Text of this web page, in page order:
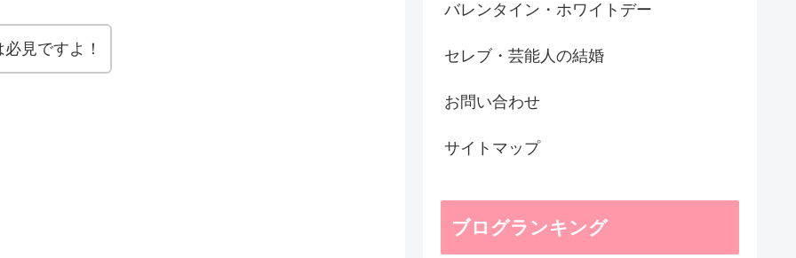
見ですよ！
バレンタイン・ホワイトデー
セレブ・芸能人の結婚
お問い合わせ
サイトマップ
ブログランキング